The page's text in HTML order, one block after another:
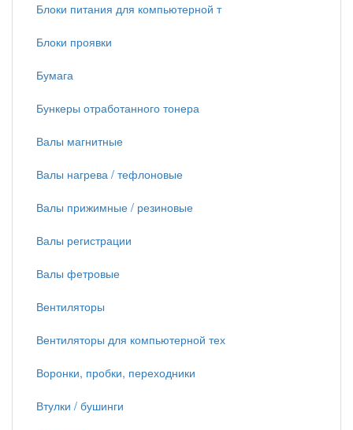
Блоки питания для компьютерной т
Блоки проявки
Бумага
Бункеры отработанного тонера
Валы магнитные
Валы нагрева / тефлоновые
Валы прижимные / резиновые
Валы регистрации
Валы фетровые
Вентиляторы
Вентиляторы для компьютерной тех
Воронки, пробки, переходники
Втулки / бушинги